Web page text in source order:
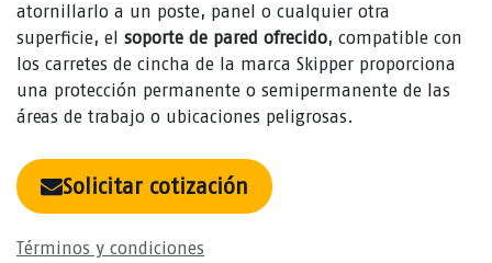
atornillarlo a un poste, panel o cualquier otra
superficie, el soporte de pared ofrecido, compatible con
los carretes de cincha de la marca Skipper proporciona
una protección permanente o semipermanente de las
áreas de trabajo o ubicaciones peligrosas.
Solicitar cotización
Términos y condiciones